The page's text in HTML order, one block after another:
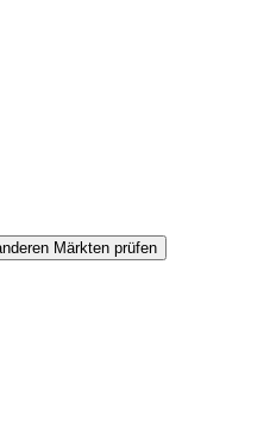
Märkten prüfen